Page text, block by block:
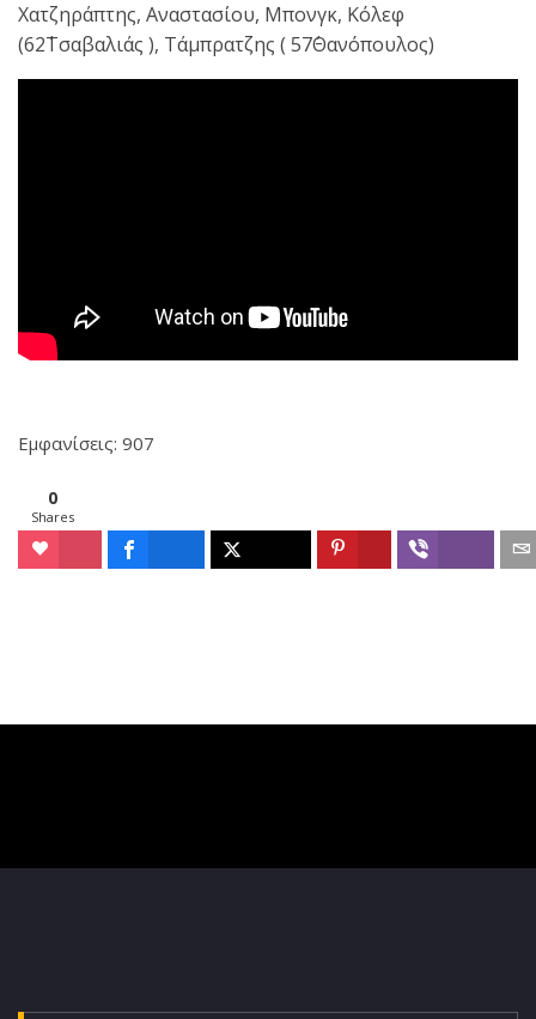
Χατζηράπτης, Αναστασίου, Μπονγκ, Κόλεφ
(62΄Τσαβαλιάς ), Τάμπρατζης ( 57΄Θανόπουλος)
Εμφανίσεις: 907
0
Shares